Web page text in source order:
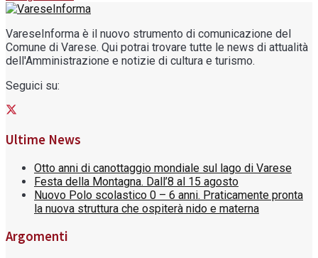
VareseInforma è il nuovo strumento di comunicazione del
Comune di Varese. Qui potrai trovare tutte le news di attualità
dell'Amministrazione e notizie di cultura e turismo.
Seguici su:
Ultime News
Otto anni di canottaggio mondiale sul lago di Varese
Festa della Montagna. Dall’8 al 15 agosto
Nuovo Polo scolastico 0 – 6 anni. Praticamente pronta
la nuova struttura che ospiterà nido e materna
Argomenti